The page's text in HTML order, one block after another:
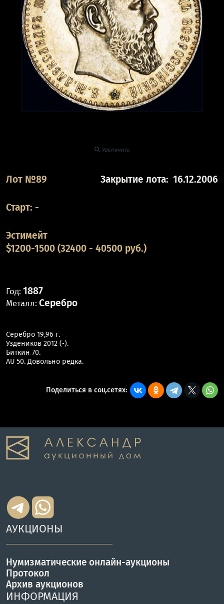
Увеличить
Лот №89 Закрытие лота: 16.12.2006
Старт: -
Эстимейт
$1200-1500 (32400 - 40500 руб.)
Год: 1887
Металл: Серебро
Серебро 19,96 г.
Уздеников 2012 (•).
Биткин 70.
AU 50. Довольно редка.
Поделиться в соц.сетях:
АУКЦИОНЫ
Нумизматические онлайн-аукционы
Протокол
Архив аукционов
ИНФОРМАЦИЯ